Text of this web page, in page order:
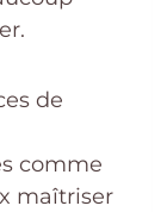
de
comme
maîtriser